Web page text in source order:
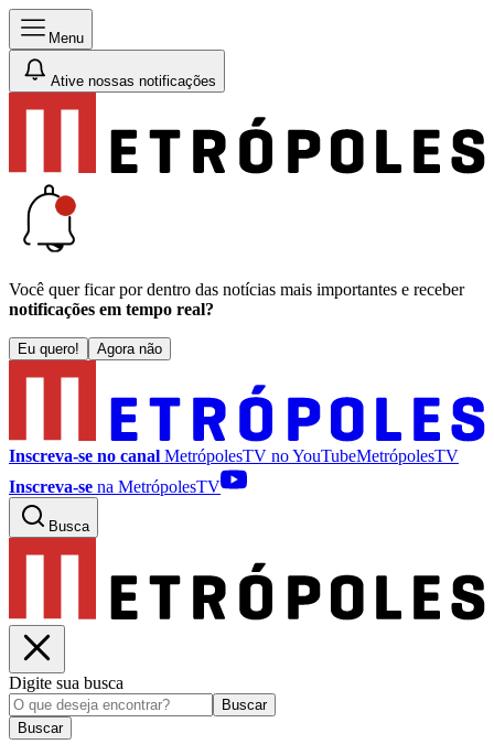
Menu
Ative nossas notificações
Você quer ficar por dentro das notícias mais importantes e receber
notificações em tempo real?
Eu quero! Agora não
Inscreva-se no canal MetrópolesTV noYouTubeMetrópolesTV
Inscreva-se na MetrópolesTV
Busca
Digite sua busca
Buscar
Buscar